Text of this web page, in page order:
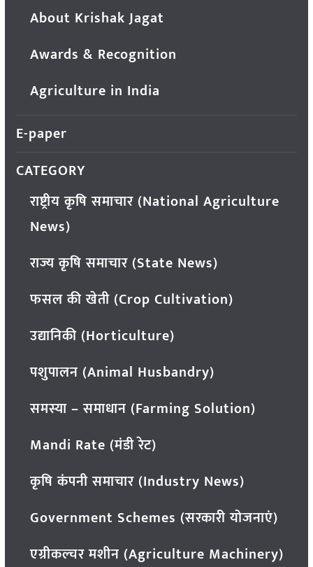
About Krishak Jagat
Awards & Recognition
Agriculture in India
E-paper
CATEGORY
राष्ट्रीय कृषि समाचार (National Agriculture
News)
राज्य कृषि समाचार (State News)
फसल की खेती (Crop Cultivation)
उद्यानिकी (Horticulture)
पशुपालन (Animal Husbandry)
समस्या – समाधान (Farming Solution)
Mandi Rate (मंडी रेट)
कृषि कंपनी समाचार (Industry News)
Government Schemes (सरकारी योजनाएं)
एग्रीकल्चर मशीन (Agriculture Machinery)